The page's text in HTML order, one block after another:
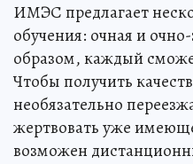
ИМЭС предлагает
обучения: очная и
образом, каждый
Чтобы получить
необязательно
жертвовать уже
возможен